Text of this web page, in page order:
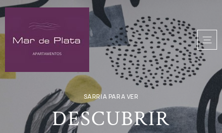
SARRIA PARA VER
DESCUBRIR